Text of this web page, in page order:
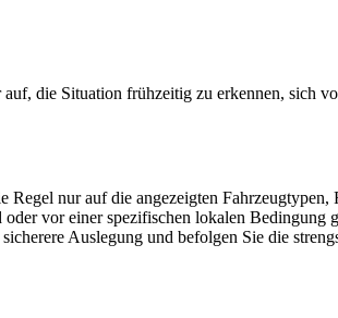
die Situation frühzeitig zu erkennen, sich
Regel nur auf die angezeigten Fahrzeugtypen,
vor einer spezifischen lokalen Bedingung
Auslegung und befolgen Sie die